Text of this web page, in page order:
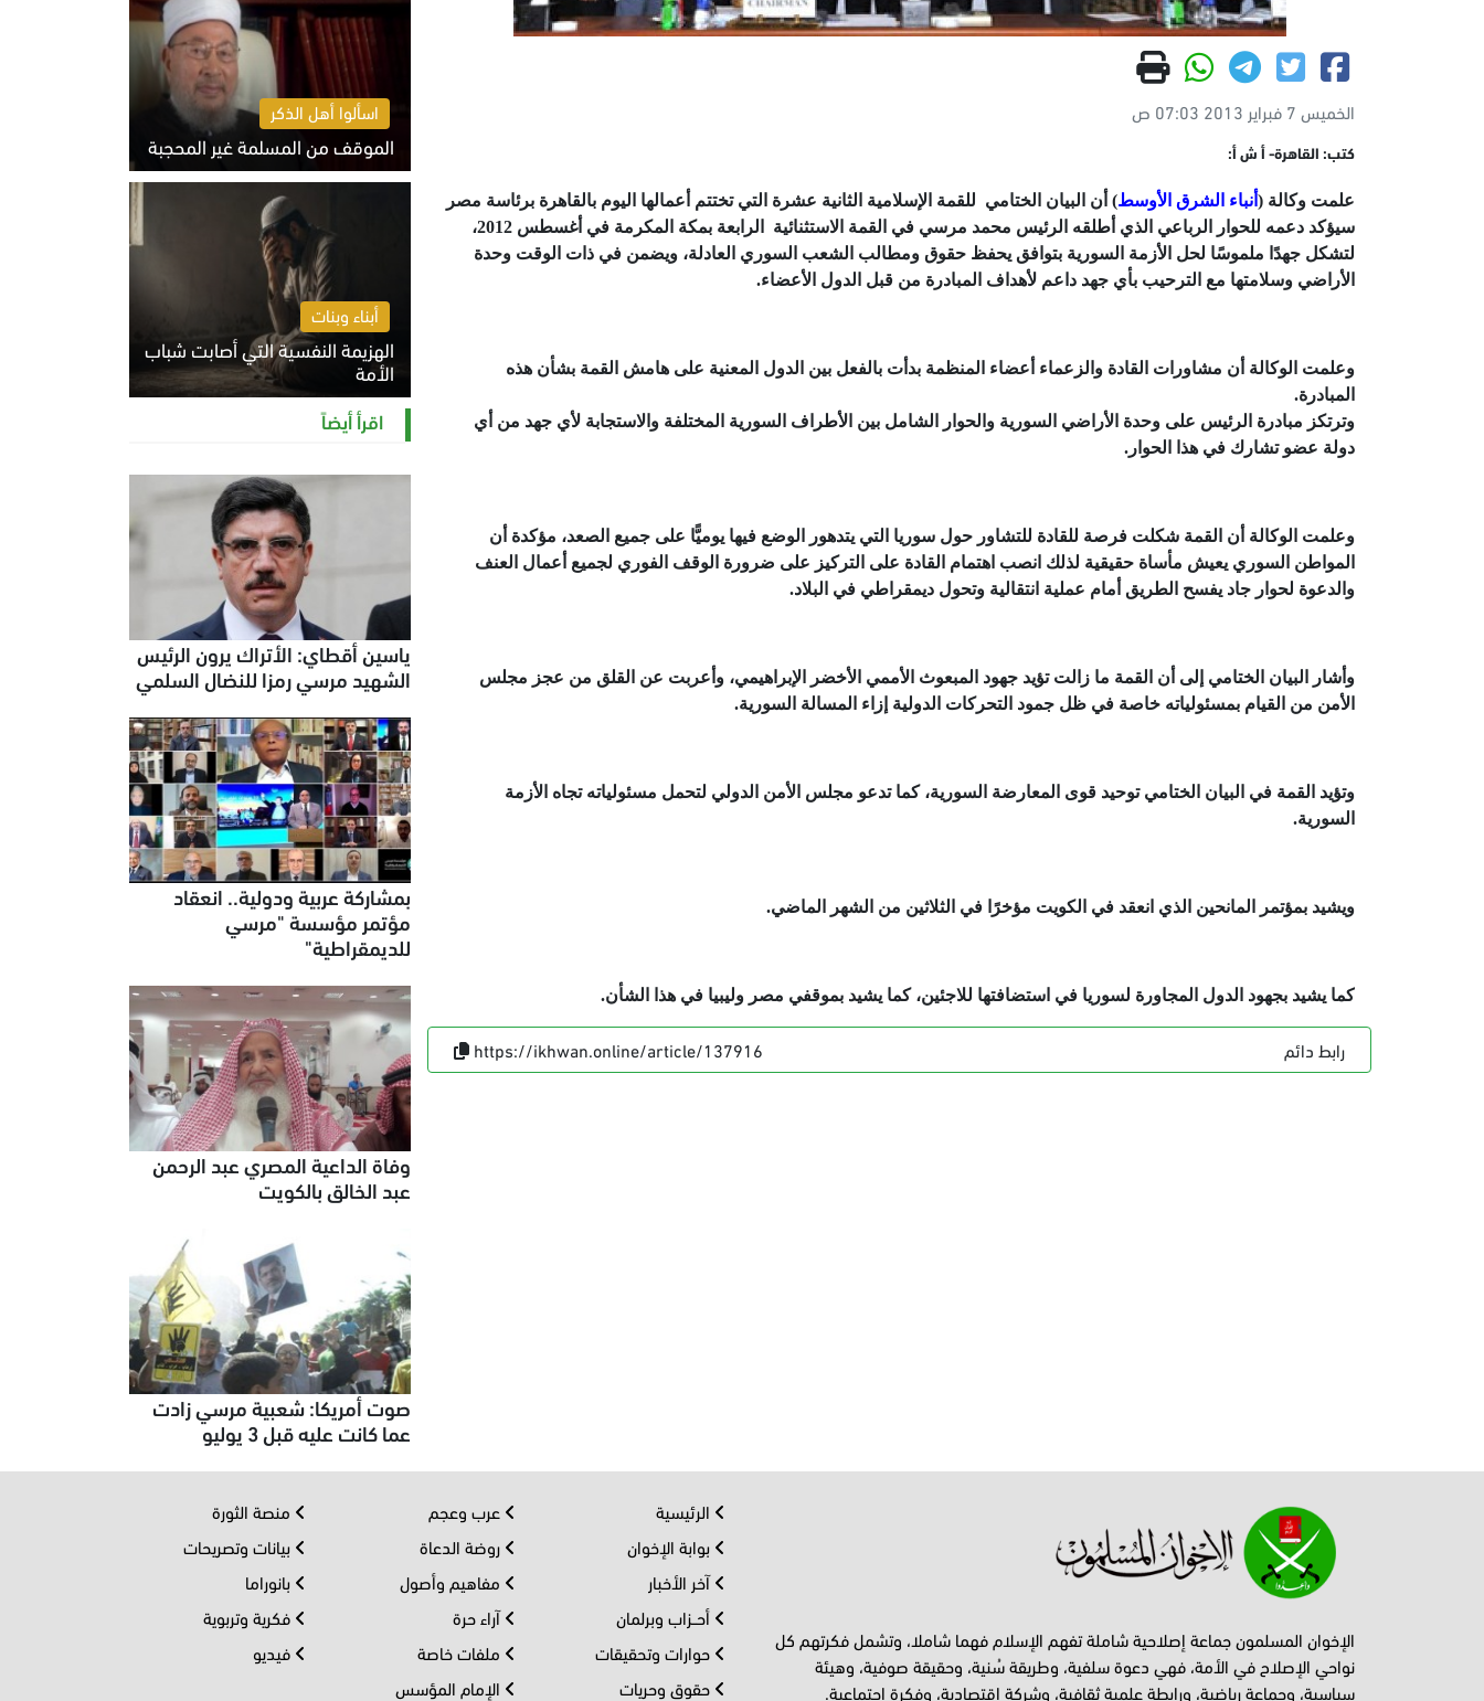
الخميس 7 فبراير 2013 07:03 ص
كتب: القاهرة- أ ش أ:
علمت وكالة ( أنباء الشرق الأوسط) أن البيان الختامي للقمة الإسلامية الثانية عشرة التي تختتم أعمالها اليوم بالقاهرة برئاسة مصر
سيؤكد دعمه للحوار الرباعي الذي أطلقه الرئيس محمد مرسي في القمة الاستثنائية الرابعة بمكة المكرمة في أغسطس 2012،
لتشكل جهدًا ملموسًا لحل الأزمة السورية بتوافق يحفظ حقوق ومطالب الشعب السوري العادلة، ويضمن في ذات الوقت وحدة
الأراضي وسلامتها مع الترحيب بأي جهد داعم لأهداف المبادرة من قبل الدول الأعضاء.
وعلمت الوكالة أن مشاورات القادة والزعماء أعضاء المنظمة بدأت بالفعل بين الدول المعنية على هامش القمة بشأن هذه
المبادرة.
وترتكز مبادرة الرئيس على وحدة الأراضي السورية والحوار الشامل بين الأطراف السورية المختلفة والاستجابة لأي جهد من أي
دولة عضو تشارك في هذا الحوار.
وعلمت الوكالة أن القمة شكلت فرصة للقادة للتشاور حول سوريا التي يتدهور الوضع فيها يوميًّا على جميع الصعد، مؤكدة أن
المواطن السوري يعيش مأساة حقيقية لذلك انصب اهتمام القادة على التركيز على ضرورة الوقف الفوري لجميع أعمال العنف
والدعوة لحوار جاد يفسح الطريق أمام عملية انتقالية وتحول ديمقراطي في البلاد.
وأشار البيان الختامي إلى أن القمة ما زالت تؤيد جهود المبعوث الأممي الأخضر الإبراهيمي، وأعربت عن القلق من عجز مجلس
الأمن من القيام بمسئولياته خاصة في ظل جمود التحركات الدولية إزاء المسالة السورية.
وتؤيد القمة في البيان الختامي توحيد قوى المعارضة السورية، كما تدعو مجلس الأمن الدولي لتحمل مسئولياته تجاه الأزمة
السورية.
ويشيد بمؤتمر المانحين الذي انعقد في الكويت مؤخرًا في الثلاثين من الشهر الماضي.
كما يشيد بجهود الدول المجاورة لسوريا في استضافتها للاجئين، كما يشيد بموقفي مصر وليبيا في هذا الشأن.
رابط دائم https://ikhwan.online/article/137916
اسألوا أهل الذكر
الموقف من المسلمة غير المحجبة
الخميس 6 أغسطس 2026 10:45 ص
أبناء وبنات
الهزيمة النفسية التي أصابت شباب
الأمة
الخميس 6 أغسطس 2026 11:12 ص
اقرأ أيضاً
ياسين أقطاي: الأتراك يرون الرئيس
الشهيد مرسي رمزا للنضال السلمي
بمشاركة عربية ودولية.. انعقاد
مؤتمر مؤسسة "مرسي
للديمقراطية"
وفاة الداعية المصري عبد الرحمن
عبد الخالق بالكويت
صوت أمريكا: شعبية مرسي زادت
عما كانت عليه قبل 3 يوليو
الإخوان المسلمون جماعة إصلاحية شاملة تفهم الإسلام فهما شاملا، وتشمل فكرتهم كل
نواحي الإصلاح في الأمة، فهي دعوة سلفية، وطريقة سُنية، وحقيقة صوفية، وهيئة
سياسية، وجماعة رياضية، ورابطة علمية ثقافية، وشركة اقتصادية، وفكرة اجتماعية.
الرئيسية
بوابة الإخوان
آخر الأخبار
أحــزاب وبرلمان
حوارات وتحقيقات
حقوق وحريات
عرب وعجم
روضة الدعاة
مفاهيم وأصول
آراء حرة
ملفات خاصة
الإمام المؤسس
منصة الثورة
بيانات وتصريحات
بانوراما
فكرية وتربوية
فيديو